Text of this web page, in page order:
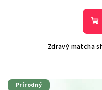
Zdravý matcha
Prírodný